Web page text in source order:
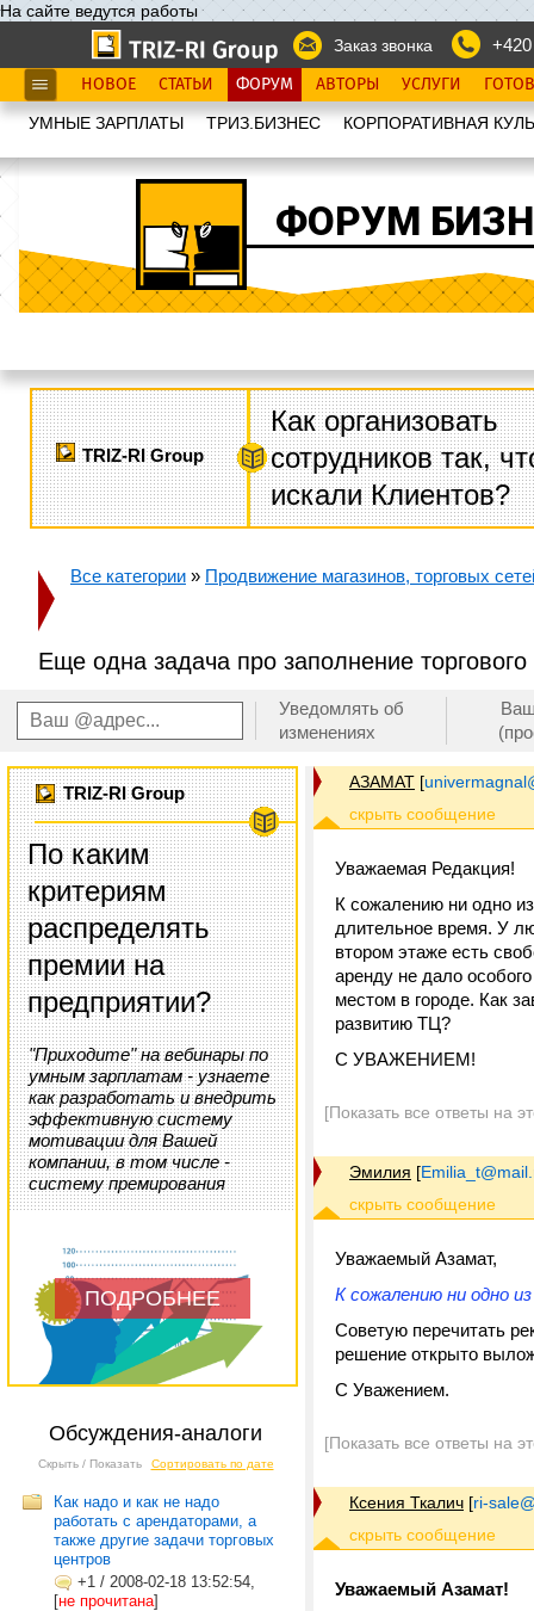
На сайте ведутся работы
Заказ звонка
НОВОЕ СТАТЬИ ФОРУМ АВТОРЫ УСЛУГИ
УМНЫЕ ЗАРПЛАТЫ ТРИЗ.БИЗНЕС КОРПОРАТИВНАЯ
ФОРУМ
TRIZ-RI Group
Как организовать
сотрудников так,
искали Клиентов?
Все категории » Продвижение магазинов, торговых
Еще одна задача про заполнение торгового
Уведомлять об
изменениях
TRIZ-RI Group
По каким
критериям
распределять
премии на
предприятии?
"Приходите" на вебинары по
умным зарплатам - узнаете
как разработать и внедрить
эффективную систему
мотивации для Вашей
компании, в том числе -
систему премирования
ПОДРОБНЕЕ
Обсуждения-аналоги
Скрыть / Показать Сортировать по дате
Как надо и как не надо
работать с арендаторами, а
также другие задачи торговых
центров
+1 / 2008-02-18 13:52:54,
[не прочитана]
АЗАМАТ [
Уважаемая Редакция!
К сожалению ни одно
длительное время. У
втором этаже есть
аренду не дало
местом в городе. Как
развитию ТЦ?
С УВАЖЕНИЕМ!
[Показать все ответы на
Эмилия [
Уважаемый Азамат,
К сожалению ни одно
Советую перечитать
решение открыто
С Уважением.
[Показать все ответы на
Ксения Ткалич [ri-
Уважаемый Азамат!